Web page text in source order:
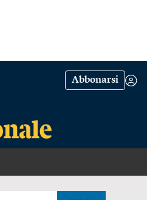
Abbonarsi